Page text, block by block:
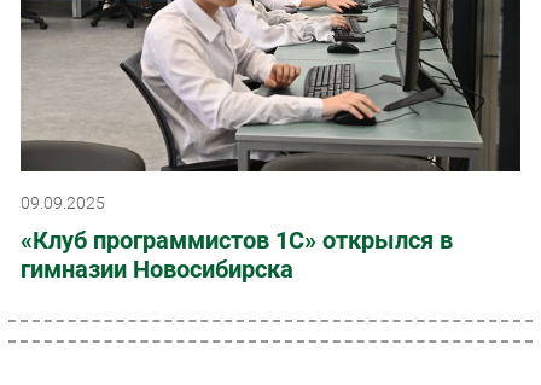
09.09.2025
«Клуб программистов 1С» открылся в
гимназии Новосибирска